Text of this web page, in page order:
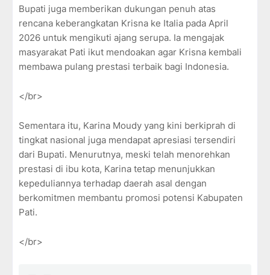
Bupati juga memberikan dukungan penuh atas
rencana keberangkatan Krisna ke Italia pada April
2026 untuk mengikuti ajang serupa. Ia mengajak
masyarakat Pati ikut mendoakan agar Krisna kembali
membawa pulang prestasi terbaik bagi Indonesia.
</br>
Sementara itu, Karina Moudy yang kini berkiprah di
tingkat nasional juga mendapat apresiasi tersendiri
dari Bupati. Menurutnya, meski telah menorehkan
prestasi di ibu kota, Karina tetap menunjukkan
kepeduliannya terhadap daerah asal dengan
berkomitmen membantu promosi potensi Kabupaten
Pati.
</br>